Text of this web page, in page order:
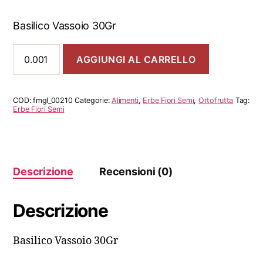
Basilico Vassoio 30Gr
Vassoio
30Gr
AGGIUNGI AL CARRELLO
COD:fmgl_00210 Categorie:Alimenti, Erbe Fiori Semi, Ortofrutta Tag:
Erbe Fiori Semi
Descrizione Recensioni (0)
Descrizione
Basilico Vassoio 30Gr